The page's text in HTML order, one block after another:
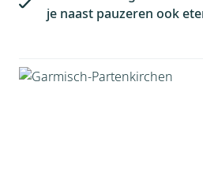
je naast pauzeren ook